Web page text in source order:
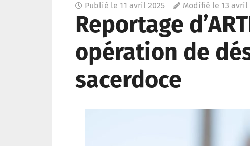
Publié le 11 avril 2025 Modifié le 13 avril
Reportage
opération de
sacerdoce